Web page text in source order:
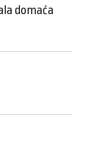
domaća